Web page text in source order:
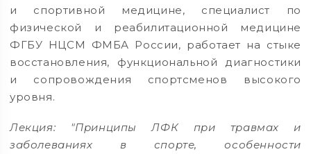
и спортивной медицине, специалист по
физической и реабилитационной медицине
ФГБУ НЦСМ ФМБА России, работает на стыке
восстановления, функциональной диагностики
и сопровождения спортсменов высокого
уровня.
Лекция: "Принципы ЛФК при травмах и
заболеваниях в спорте, особенности